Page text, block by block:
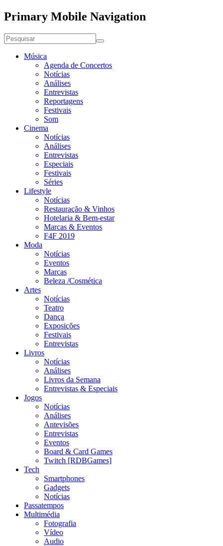
Primary Mobile Navigation
Música
Agenda de Concertos
Notícias
Análises
Entrevistas
Reportagens
Festivais
Som
Cinema
Notícias
Análises
Entrevistas
Especiais
Festivais
Séries
Lifestyle
Notícias
Restauração & Vinhos
Hotelaria & Bem-estar
Marcas & Eventos
F4F 2019
Moda
Notícias
Eventos
Marcas
Beleza /Cosmética
Artes
Notícias
Teatro
Dança
Exposições
Festivais
Entrevistas
Livros
Notícias
Análises
Livros da Semana
Entrevistas & Especiais
Jogos
Notícias
Análises
Antevisões
Entrevistas
Eventos
Board & Card Games
Twitch [RDBGames]
Tech
Smartphones
Gadgets
Notícias
Passatempos
Multimédia
Fotografia
Vídeo
Audio